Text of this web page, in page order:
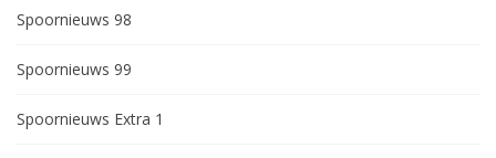
Spoornieuws 98
Spoornieuws 99
Spoornieuws Extra 1